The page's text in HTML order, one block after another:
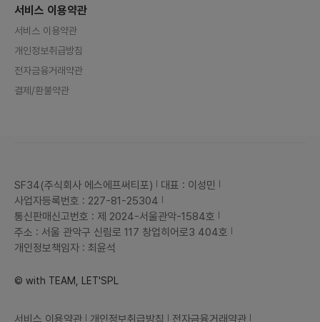
서비스 이용약관
서비스 이용약관
개인정보취급방침
전자금융거래약관
결제/환불약관
SF34(주식회사 에스에프써티포)
대표 : 이성민
사업자등록번호 : 227-81-25304
통신판매신고번호 : 제 2024-서울관악-1584호
주소 : 서울 관악구 신림로 117 창업히어로3 404호
개인정보책임자 : 최윤석
© with TEAM, LET'SPL
서비스 이용약관 개인정보취급방침 전자금융거래약관